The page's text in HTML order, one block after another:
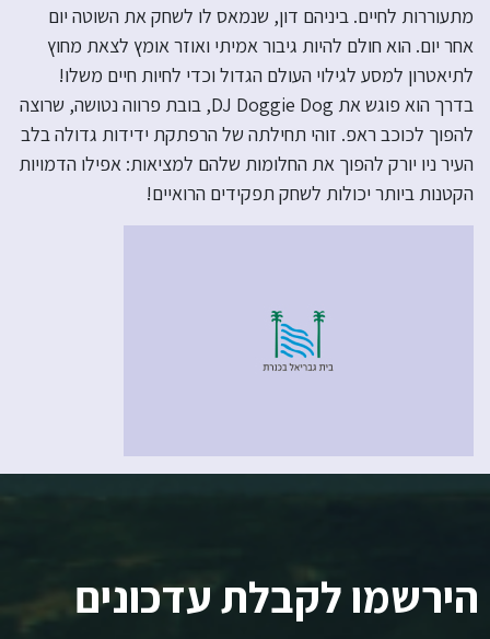
מתעוררות לחיים. ביניהם דון, שנמאס לו לשחק את השוטה יום
אחר יום. הוא חולם להיות גיבור אמיתי ואוזר אומץ לצאת מחוץ
לתיאטרון למסע לגילוי העולם הגדול וכדי לחיות חיים משלו!
בדרך הוא פוגש את DJ Doggie Dog, בובת פרווה נטושה, שרוצה
להפוך לכוכב ראפ. זוהי תחילתה של הרפתקת ידידות גדולה בלב
העיר ניו יורק להפוך את החלומות שלהם למציאות: אפילו הדמויות
הקטנות ביותר יכולות לשחק תפקידים הרואיים!
הירשמו לקבלת עדכונים